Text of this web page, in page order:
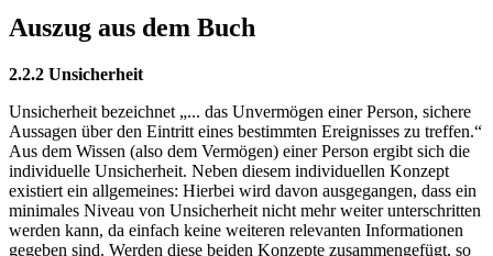
Auszug aus dem Buch
2.2.2 Unsicherheit
Unsicherheit bezeichnet „... das Unvermögen einer Person, sichere
Aussagen über den Eintritt eines bestimmten Ereignisses zu treffen.“
Aus dem Wissen (also dem Vermögen) einer Person ergibt sich die
individuelle Unsicherheit. Neben diesem individuellen Konzept
existiert ein allgemeines: Hierbei wird davon ausgegangen, dass ein
minimales Niveau von Unsicherheit nicht mehr weiter unterschritten
werden kann, da einfach keine weiteren relevanten Informationen
gegeben sind. Werden diese beiden Konzepte zusammengefügt, so